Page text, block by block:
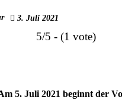
3. Juli 2021
5/5 - (1 vote)
5. Juli 2021 beginnt der